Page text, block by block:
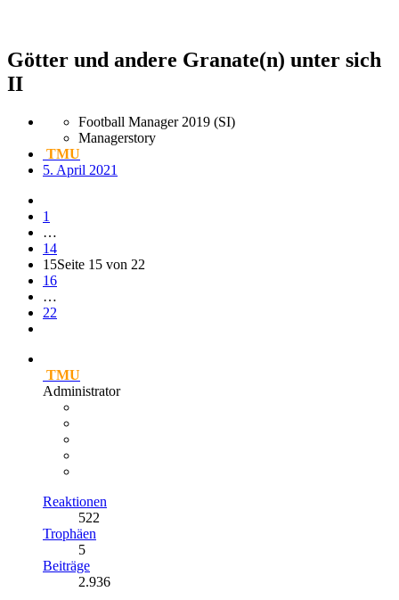
Götter und andere Granate(n) unter sich
II
Football Manager 2019 (SI)
Managerstory
TMU
5. April 2021
1
…
14
15Seite 15 von 22
16
…
22
TMU
Administrator
Reaktionen
522
Trophäen
5
Beiträge
2.936